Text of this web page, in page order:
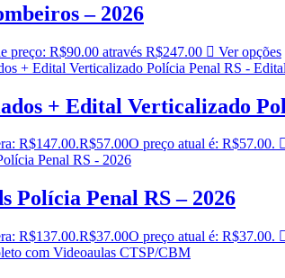
– 2026
preço: R$90.00 através R$247.00 Ver opções
+ Edital Verticalizado
R$147.00.R$57.00O preço atual é: R$57.00.
Polícia Penal RS – 2026
R$137.00.R$37.00O preço atual é: R$37.00.